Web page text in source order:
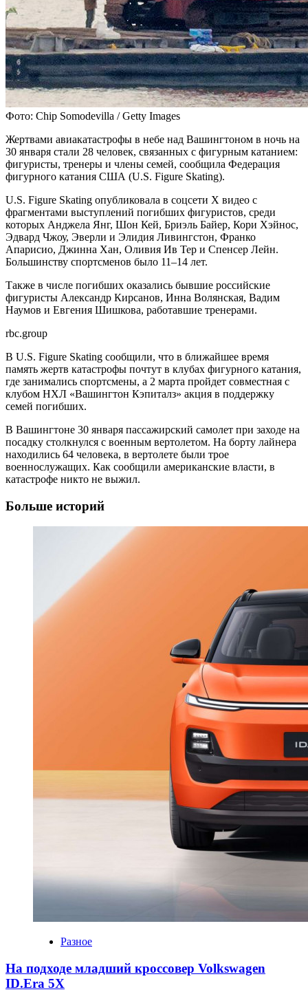
Фото: Chip Somodevilla / Getty Images
Жертвами авиакатастрофы в небе над Вашингтоном в ночь на
30 января стали 28 человек, связанных с фигурным катанием:
фигуристы, тренеры и члены семей, сообщила Федерация
фигурного катания США (U.S. Figure Skating).
U.S. Figure Skating опубликовала в соцсети X видео с
фрагментами выступлений погибших фигуристов, среди
которых Анджела Янг, Шон Кей, Бриэль Байер, Кори Хэйнос,
Эдвард Чжоу, Эверли и Элидия Ливингстон, Франко
Апарисио, Джинна Хан, Оливия Ив Тер и Спенсер Лейн.
Большинству спортсменов было 11–14 лет.
Также в числе погибших оказались бывшие российские
фигуристы Александр Кирсанов, Инна Волянская, Вадим
Наумов и Евгения Шишкова, работавшие тренерами.
rbc.group
В U.S. Figure Skating сообщили, что в ближайшее время
память жертв катастрофы почтут в клубах фигурного катания,
где занимались спортсмены, а 2 марта пройдет совместная с
клубом НХЛ «Вашингтон Кэпиталз» акция в поддержку
семей погибших.
В Вашингтоне 30 января пассажирский самолет при заходе на
посадку столкнулся с военным вертолетом. На борту лайнера
находились 64 человека, в вертолете были трое
военнослужащих. Как сообщили американские власти, в
катастрофе никто не выжил.
Больше историй
Разное
На подходе младший кроссовер Volkswagen
ID.Era 5X